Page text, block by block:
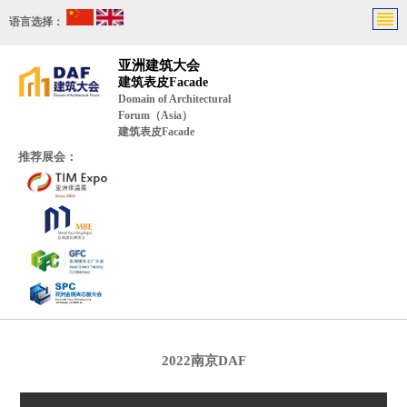
语言选择：
亚洲建筑大会
建筑表皮Facade
Domain of Architectural
Forum（Asia）
建筑表皮Facade
推荐展会：
2022南京DAF